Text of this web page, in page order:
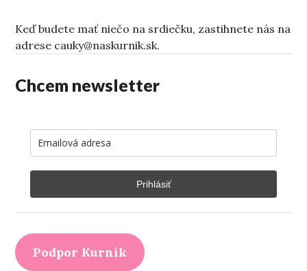
Keď budete mať niečo na srdiečku, zastihnete nás na
adrese cauky@naskurnik.sk.
Chcem newsletter
Prihlásiť
Podpor Kurník